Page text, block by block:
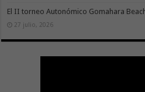
El II torneo Autonómico Gomahara
27 julio, 2026